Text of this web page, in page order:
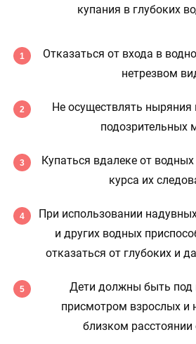
купания в глубоких
Отказаться от входа в
нетрезвом
Не осуществлять
подозрительных
Купаться вдалеке от
курса их
При использовании
и других водных
отказаться от глубоких и
Дети должны быть под
присмотром взрослых и
близком расстоянии